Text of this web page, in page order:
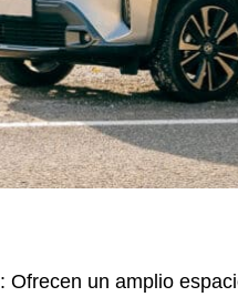
: Ofrecen un amplio